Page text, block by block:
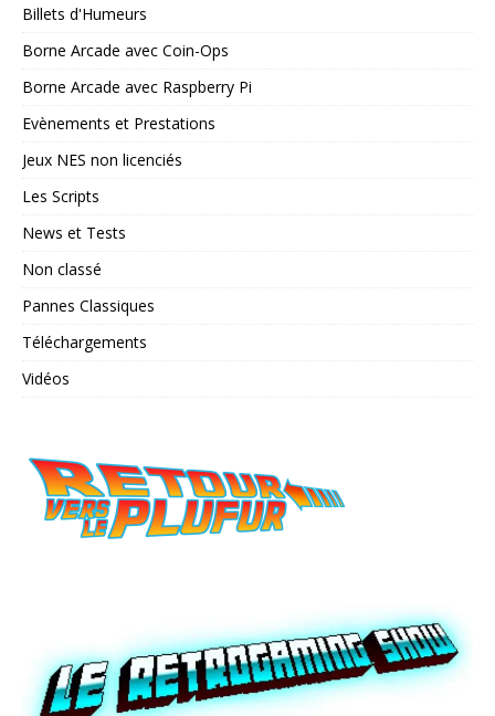
Billets d'Humeurs
Borne Arcade avec Coin-Ops
Borne Arcade avec Raspberry Pi
Evènements et Prestations
Jeux NES non licenciés
Les Scripts
News et Tests
Non classé
Pannes Classiques
Téléchargements
Vidéos